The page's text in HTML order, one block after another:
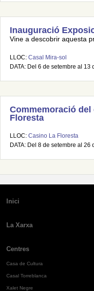
Inauguració
Vine a descobrir aquesta
LLOC: Casal Mira-sol
DATA: Del 6 de setembre al 13
Commemoració
Floresta
LLOC: Casino La Floresta
DATA: Del 8 de setembre al 26
Inici
La Xarxa
Centres
Casa de Cultura
Casal Torreblanca
Xalet Negre